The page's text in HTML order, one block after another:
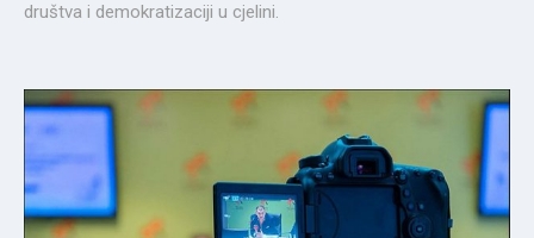
društva i demokratizaciji u cjelini.